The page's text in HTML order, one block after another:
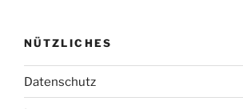
NÜTZLICHES
Datenschutz